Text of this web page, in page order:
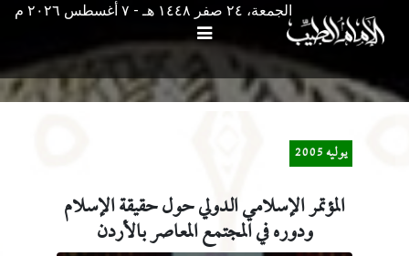
الجمعة، ٢٤ صفر ١٤٤٨ هـ - ۷ أغسطس ۲۰۲٦ م
يوليه 2005
المؤتمر الإسلامي الدولي حول حقيقة الإسلام
ودوره في المجتمع المعاصر بالأردن